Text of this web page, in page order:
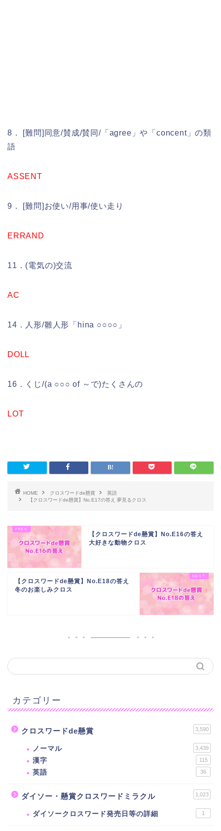
8． [難問]同意/賛成/賛同/「agree」や「concent」の類
語
ASSENT
9． [難問]お使い/用事/使い走り
ERRAND
11．(電気の)交流
AC
14．人形/雛人形「hina ○○○○」
DOLL
16．くじ/(a ○○○ of ～で)たくさんの
LOT
HOME クロスワードde懸賞
英語
【クロスワードde懸賞】No.E17の答え 夢見るクロス
【クロスワードde懸賞】No.E16の答え
大好きな動物クロス
【クロスワードde懸賞】No.E18の答え
冬のお楽しみクロス
カテゴリー
クロスワードde懸賞 3,590
ノーマル 3,439
漢字 115
英語 36
ダイソー・懸賞クロスワードミラクル 1,023
ダイソークロスワード発売日等の詳細 1